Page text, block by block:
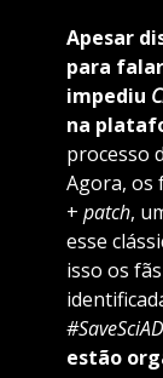
Apesar
para
impediu
na
processo
Agora, os
+ patch,
esse
isso os
estão